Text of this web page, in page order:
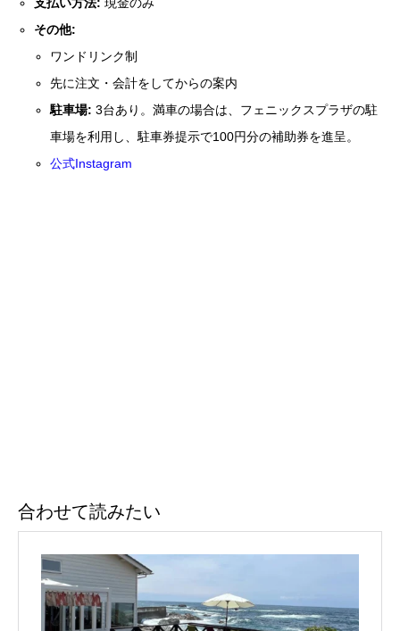
その他:
ワンドリンク制
先に注文・会計をしてからの案内
駐車場: 3台あり。満車の場合は、フェニックスプラザの駐
車場を利用し、駐車券提示で100円分の補助券を進呈。
公式Instagram
合わせて読みたい